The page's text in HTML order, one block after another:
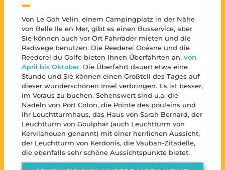
Von Le Goh Velin, einem Campingplatz in der Nähe
von Belle Ile en Mer, gibt es einen Busservice, aber
Sie können auch vor Ort Fahrräder mieten und die
Radwege benutzen. Die Reederei Océane und die
Reederei du Golfe bieten Ihnen Überfahrten an. von
April bis Oktober. Die Überfahrt dauert etwa eine
Stunde und Sie können einen Großteil des Tages auf
dieser wunderschönen Insel verbringen. Es ist besser,
im Voraus zu buchen. Sehenswert sind u.a. die
Nadeln von Port Coton, die Pointe des poulains und
ihr Leuchtturmhaus, das Haus von Sarah Bernard, der
Leuchtturm von Goulphar (auch Leuchtturm von
Kervilahouen genannt) mit einer herrlichen Aussicht,
der Leuchtturm von Kerdonis, die Vauban-Zitadelle,
die ebenfalls sehr schöne Aussichtspunkte bietet.